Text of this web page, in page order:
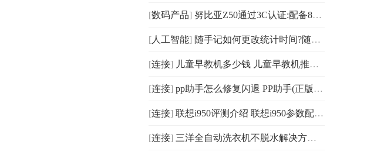
[数码产品] 努比亚Z50通过3C认证:配备80W充电器 搭载5000mAh电池
[ 人工智能] 随手记如何更改统计时间?随手记怎么设置图表统计时间?
[连接] 儿童早教机多少钱 儿童早教机推荐_全球微速讯
[连接] pp助手怎么修复闪退 PP助手(正版)协助修复功能说明
[连接] 联想i950评测介绍 联想i950参数配置:环球微头条
[连接] 三洋全自动洗衣机不脱水解决方法介绍 -全球观天下